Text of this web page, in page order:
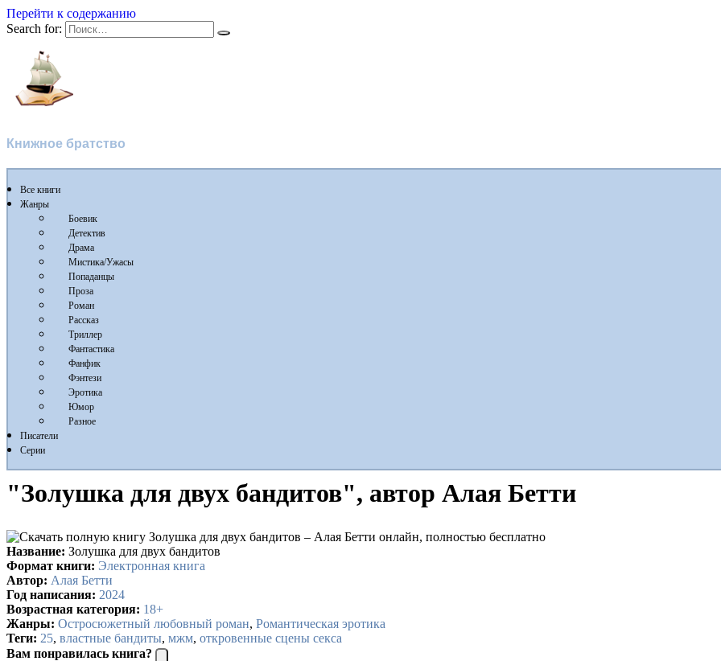
Перейти к содержанию
Search for:
Книжное братство
Все книги
Жанры
Боевик
Детектив
Драма
Мистика/Ужасы
Попаданцы
Проза
Роман
Рассказ
Триллер
Фантастика
Фанфик
Фэнтези
Эротика
Юмор
Разное
Писатели
Серии
"Золушка для двух бандитов", автор Алая Бетти
Название: Золушка для двух бандитов
Формат книги: Электронная книга
Автор: Алая Бетти
Год написания: 2024
Возрастная категория: 18+
Жанры: Остросюжетный любовный роман, Романтическая эротика
Теги: 25, властные бандиты, мжм, откровенные сцены секса
Вам понравилась книга?